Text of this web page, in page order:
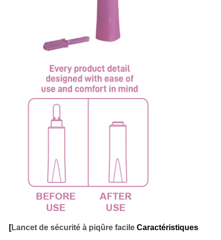
[Lancet de sécurité à piqûre facile Caractéristiques